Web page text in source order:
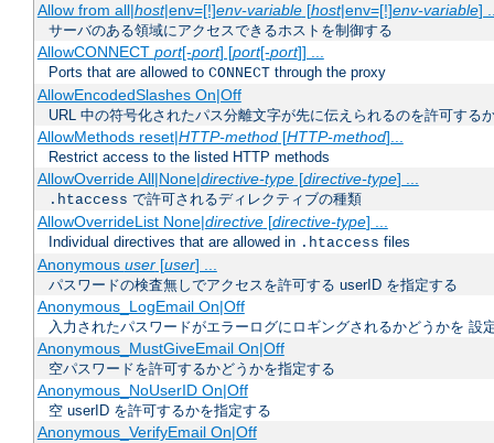
Allow from all|host|env=[!]env-variable[host|env=[!]env-variable]
サーバのある領域にアクセスできるホストを制御する
AllowCONNECT port[-port] [port[-port]] ...
Ports that are allowed to CONNECT through the proxy
AllowEncodedSlashes On|Off
URL 中の符号化されたパス分離文字が先に伝えられるのを許可する
AllowMethods reset|HTTP-method[HTTP-method]...
Restrict access to the listed HTTP methods
AllowOverride All|None|directive-type[directive-type] ...
.htaccess で許可されるディレクティブの種類
AllowOverrideList None|directive[directive-type] ...
Individual directives that are allowed in .htaccess files
Anonymous user[user] ...
パスワードの検査無しでアクセスを許可する userID を指定する
Anonymous_LogEmail On|Off
入力されたパスワードがエラーログにロギングされるかどうかを 設
Anonymous_MustGiveEmail On|Off
空パスワードを許可するかどうかを指定する
Anonymous_NoUserID On|Off
空 userID を許可するかを指定する
Anonymous_VerifyEmail On|Off